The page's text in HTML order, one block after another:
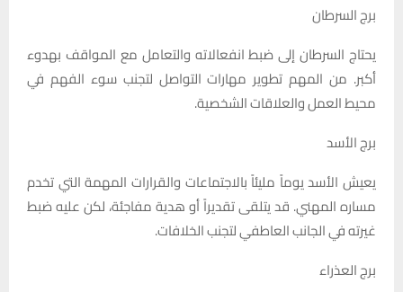
برج السرطان
يحتاج السرطان إلى ضبط انفعالاته والتعامل مع المواقف بهدوء
أكبر. من المهم تطوير مهارات التواصل لتجنب سوء الفهم في
محيط العمل والعلاقات الشخصية.
برج الأسد
يعيش الأسد يوماً مليئاً بالاجتماعات والقرارات المهمة التي تخدم
مساره المهني. قد يتلقى تقديراً أو هدية مفاجئة، لكن عليه ضبط
غيرته في الجانب العاطفي لتجنب الخلافات.
برج العذراء